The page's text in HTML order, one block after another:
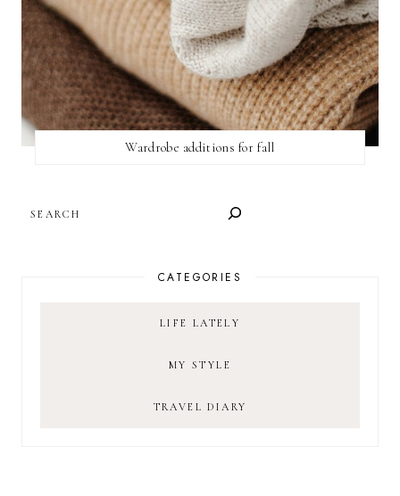
Wardrobe additions for fall
CATEGORIES
LIFE LATELY
MY STYLE
TRAVEL DIARY